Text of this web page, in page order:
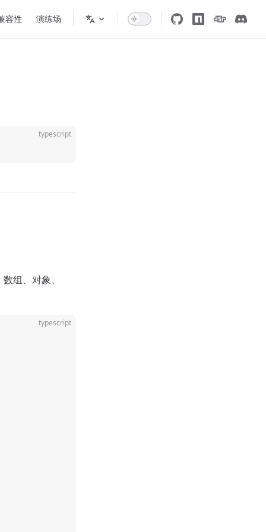
容性 演练场
typescript
组、对象、
typescript